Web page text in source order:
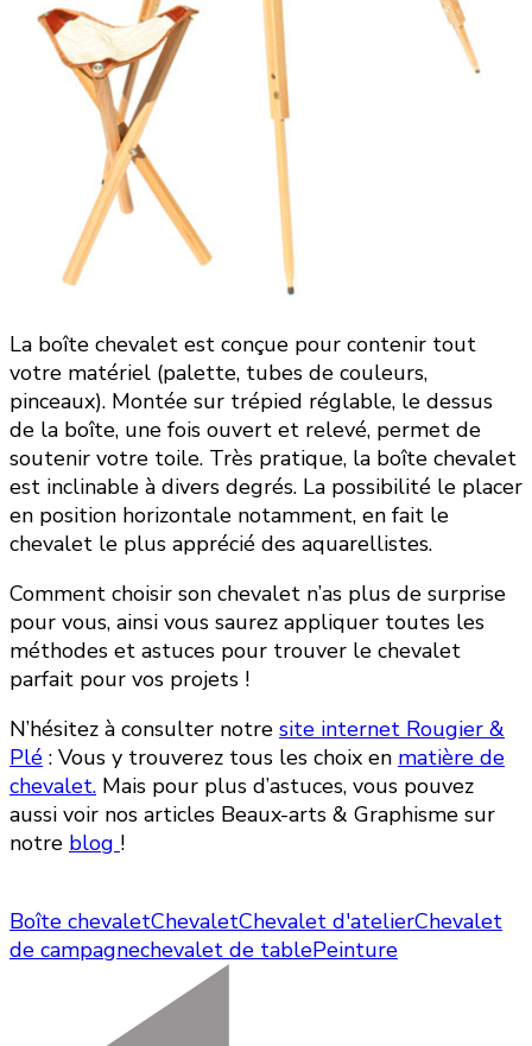
La boîte chevalet est conçue pour contenir tout
votre matériel (palette, tubes de couleurs,
pinceaux). Montée sur trépied réglable, le dessus
de la boîte, une fois ouvert et relevé, permet de
soutenir votre toile. Très pratique, la boîte chevalet
est inclinable à divers degrés. La possibilité le placer
en position horizontale notamment, en fait le
chevalet le plus apprécié des aquarellistes.
Comment choisir son chevalet n’as plus de surprise
pour vous, ainsi vous saurez appliquer toutes les
méthodes et astuces pour trouver le chevalet
parfait pour vos projets !
N’hésitez à consulter notre site internet Rougier &
Plé : Vous y trouverez tous les choix en matière de
chevalet. Mais pour plus d’astuces, vous pouvez
aussi voir nos articles Beaux-arts & Graphisme sur
notre blog !
Boîte chevaletChevaletChevalet d'atelierChevalet
de campagnechevalet de tablePeinture